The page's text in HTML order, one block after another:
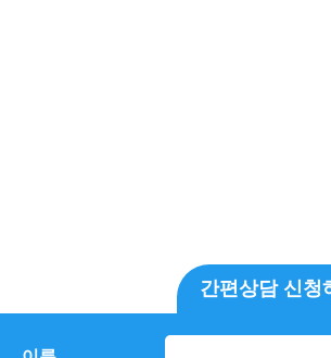
간편상담 신청